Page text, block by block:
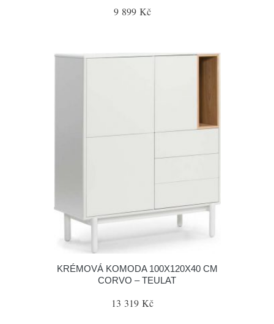
9 899 Kč
KRÉMOVÁ KOMODA 100X120X40 CM
CORVO – TEULAT
13 319 Kč